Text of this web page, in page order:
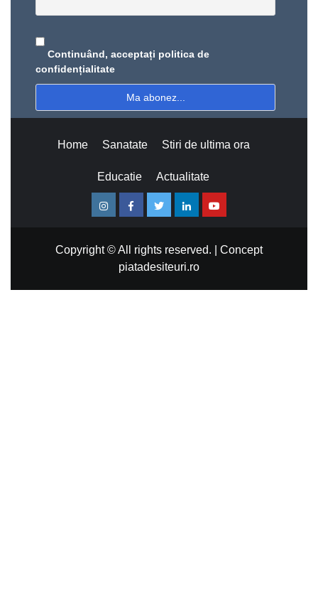
Continuând, acceptați politica de
confidențialitate
Home Sanatate Stiri de ultima ora
Educatie Actualitate
InstagramFacebookTwitterLinkedinYoutube
Copyright © All rights reserved.
Concept
piatadesiteuri.ro